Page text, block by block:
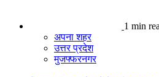
1 min
अपना शहर
उत्तर प्रदेश
मुजफ्फरनगर